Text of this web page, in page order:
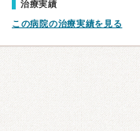
治療実績
この病院の治療実績を見る